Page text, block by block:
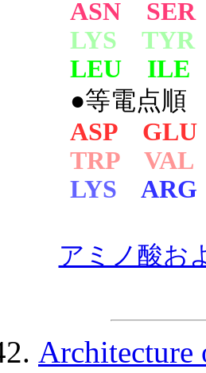
ASN SER
LYS TYR
LEU ILE
●等電点順
ASP GLU
TRP
LYS
ARG
アミノ酸お
Architecture